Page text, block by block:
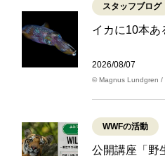
スタッフブログ
イカに10本あ
2026/08/07
© Magnus Lundgren /
WWFの活動
公開講座「野